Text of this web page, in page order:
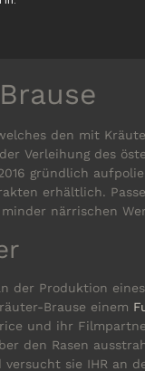
den mit
Verleihung des
gründlich
erhältlich.
närrischen
der Produktion
Brause einem
und ihr
den Rasen
sie IHR an